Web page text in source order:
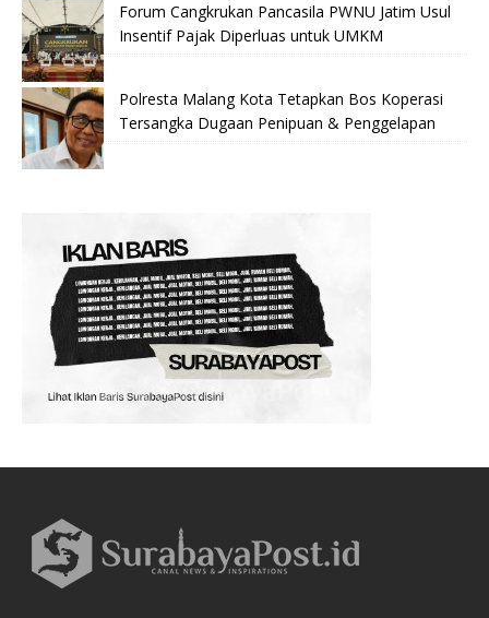
Forum Cangkrukan Pancasila PWNU Jatim Usul
Insentif Pajak Diperluas untuk UMKM
Polresta Malang Kota Tetapkan Bos Koperasi
Tersangka Dugaan Penipuan & Penggelapan